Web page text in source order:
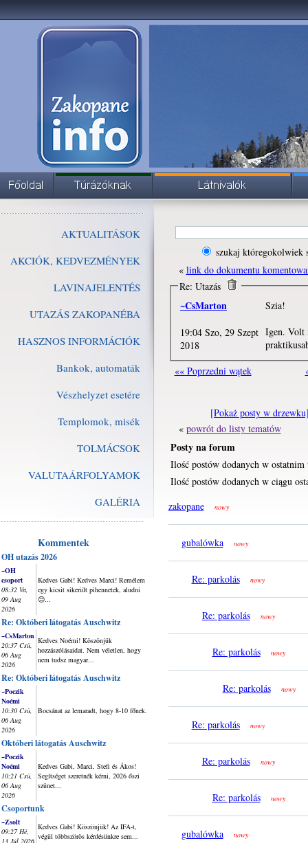
AKTUALITÁSOK
AKCIÓK, KEDVEZMÉNYEK
LAVINAJELENTÉS
UTAZÁS ZAKOPANÉBA
HASZNOS INFORMÁCIÓK
Bankok, automaták
Vészhelyzet esetére
Templomok, misék
TOLMÁCSOK
VALUTAÁRFOLYAMOK
GALÉRIA
Kommentek
OH utazás 2026
~OH
csoport
08:32 Va,
09 Aug
2026
Kedves Gabi! Kedves Marci! Remélem
egy kicsit sikerült pihennetek, aludni
😊...
Re: Októberi látogatás Auschwitz
~CsMarton
20:37 Csü,
06 Aug
2026
Kedves Noémi! Köszönjük
hozzászólásaidat. Nem véletlen, hogy
nem tudsz magyar...
Re: Októberi látogatás Auschwitz
~Poczik
Noémi
10:30 Csü,
06 Aug
2026
Bocsánat az lemaradt, hogy 8-10 főnek.
Októberi látogatás Auschwitz
~Poczik
Noémi
10:21 Csü,
06 Aug
2026
Kedves Gabi, Marci, Stefi és Ákos!
Segítséget szeretnék kérni, 2026 őszi
szünet...
Csoportunk
~Zsolt
09:27 Hé,
13 Júl 2026
Kedves Gabi! Köszönjük! Az IFA-t,
végül többszörös kérdésünkre sem...
szukaj któregokolwiek
« link do dokumentu
Re: Utazás
~CsMarton
19:04 Szo, 29 Szept
2018
Szia!
Igen. Volt
«« Poprzedni wątek
[Pokaż posty w
« powrót do listy tematów
Posty na forum
Ilość postów dodanych w ostatnim
Ilość postów dodanych w ciągu
zakopane
nowy
gubalówka nowy
Re: parkolás nowy
Re: parkolás nowy
Re: parkolás nowy
Re: parkolás nowy
Re: parkolás nowy
Re: parkolás nowy
Re: parkolás nowy
gubalówka nowy